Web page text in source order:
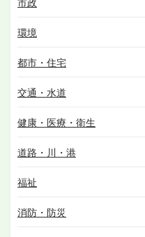
環境
都市・住宅
交通・水道
健康・医療・衛生
道路・川・港
福祉
消防・防災